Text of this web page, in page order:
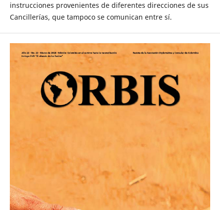
instrucciones provenientes de diferentes direcciones de sus
Cancillerías, que tampoco se comunican entre sí.